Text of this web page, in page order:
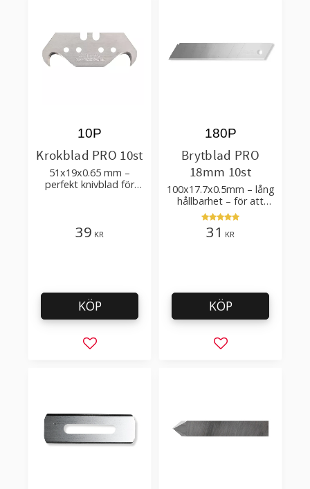
Krokblad PRO 10st
51x19x0.65 mm –
perfekt knivblad för
10P
39 KR
Lägg till i favoriter
KÖP
Brytblad PRO
18mm 10st
100x17.7x0.5mm – lång
hållbarhet – för att
skära kartong, tapet
och golvmaterial
180P
31 KR
Lägg till i
KÖP